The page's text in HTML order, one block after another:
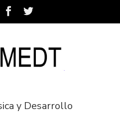
y Desarrollo